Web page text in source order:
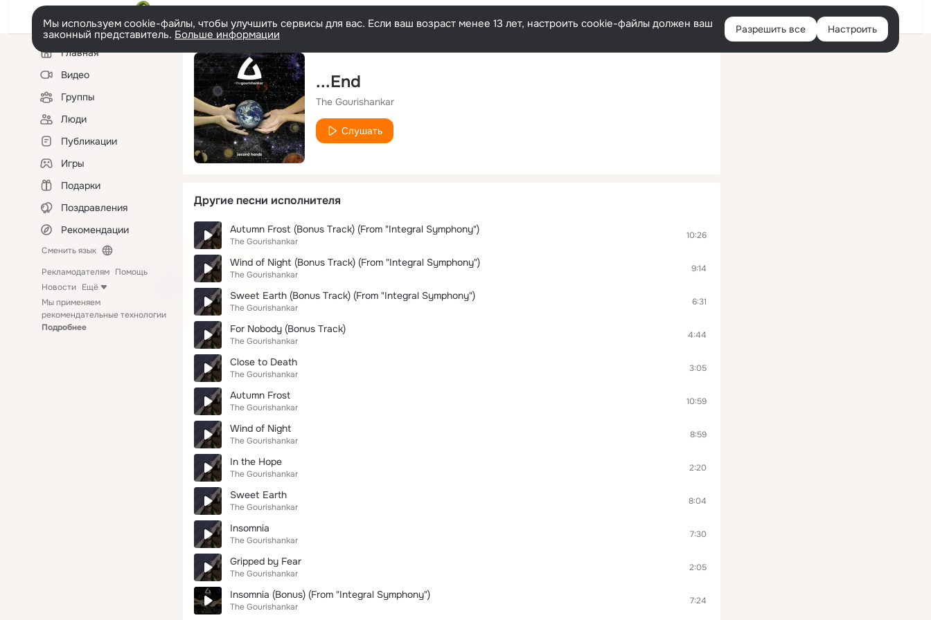
Войти
Мы используем cookie-файлы, чтобы улучшить сервисы для вас. Если ваш возраст менее 13 лет, настроить cookie-файлы должен ваш
законный представитель. Больше информации Разрешить все Настроить
Левая
колонкаГлавная
Видео
Группы
Люди
Публикации
Игры
Подарки
Поздравления
Рекомендации
Сменить язык
Рекламодателям Помощь
Новости Ещё
Мы применяем
рекомендательные технологии
Подробнее
...End
The Gourishankar
Слушать
Другие песни исполнителя
Autumn Frost (Bonus Track) (From "Integral Symphony")
The Gourishankar
10:26
Wind of Night (Bonus Track) (From "Integral Symphony")
The Gourishankar
9:14
Sweet Earth (Bonus Track) (From "Integral Symphony")
The Gourishankar
6:31
For Nobody (Bonus Track)
The Gourishankar
4:44
Close to Death
The Gourishankar
3:05
Autumn Frost
The Gourishankar
10:59
Wind of Night
The Gourishankar
8:59
In the Hope
The Gourishankar
2:20
Sweet Earth
The Gourishankar
8:04
Insomnia
The Gourishankar
7:30
Gripped by Fear
The Gourishankar
2:05
Insomnia (Bonus) (From "Integral Symphony")
The Gourishankar
7:24